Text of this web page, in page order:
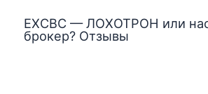
EXCBC — ЛОХОТРОН или
брокер? Отзывы